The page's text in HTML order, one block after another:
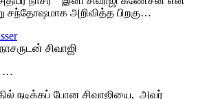
சந்தோஷமாக அறிவித்த பிறகு…
சிவாஜி
…
நடிக்கப் போன சிவாஜியை, அவர்